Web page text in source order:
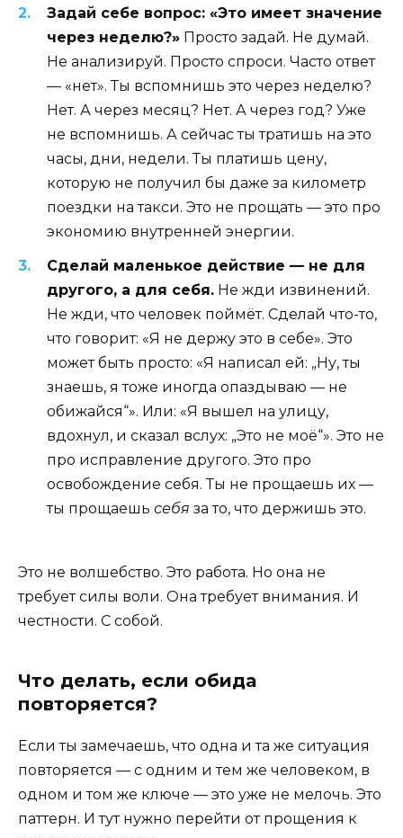
Задай себе вопрос: «Это имеет значение
через неделю?» Просто задай. Не думай.
Не анализируй. Просто спроси. Часто ответ
— «нет». Ты вспомнишь это через неделю?
Нет. А через месяц? Нет. А через год? Уже
не вспомнишь. А сейчас ты тратишь на это
часы, дни, недели. Ты платишь цену,
которую не получил бы даже за километр
поездки на такси. Это не прощать — это про
экономию внутренней энергии.
Сделай маленькое действие — не для
другого, а для себя. Не жди извинений.
Не жди, что человек поймёт. Сделай что-то,
что говорит: «Я не держу это в себе». Это
может быть просто: «Я написал ей: „Ну, ты
знаешь, я тоже иногда опаздываю — не
обижайся“». Или: «Я вышел на улицу,
вдохнул, и сказал вслух: „Это не моё“». Это не
про исправление другого. Это про
освобождение себя. Ты не прощаешь их —
ты прощаешь себя за то, что держишь это.
Это не волшебство. Это работа. Но она не
требует силы воли. Она требует внимания. И
честности. С собой.
Что делать, если обида
повторяется?
Если ты замечаешь, что одна и та же ситуация
повторяется — с одним и тем же человеком, в
одном и том же ключе — это уже не мелочь. Это
паттерн. И тут нужно перейти от прощения к